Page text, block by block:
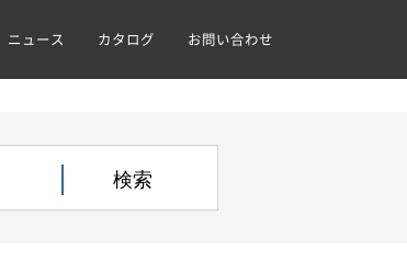
ニュース カタログ お問い合わせ